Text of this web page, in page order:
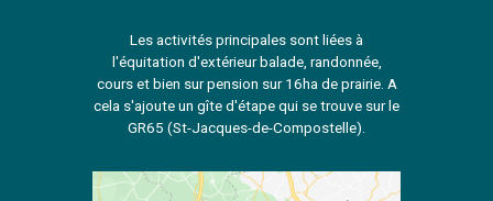
Les activités principales sont liées à
l'équitation d'extérieur balade, randonnée,
cours et bien sur pension sur 16ha de prairie. A
cela s'ajoute un gîte d'étape qui se trouve sur le
GR65 (St-Jacques-de-Compostelle).